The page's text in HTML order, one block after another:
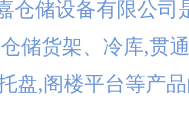
仓储设备有限公司
储货架、冷库,贯
盘,阁楼平台等产